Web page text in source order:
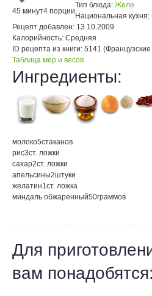
45 минут4 порции
Тип блюда: Желе
Национальная кухня:
Рецепт добавлен: 13.10.2009
Калорийность: Средняя
ID рецепта из книги: 5141
Таблица мер и весов
Ингредиенты:
молоко5стаканов
рис3ст. ложки
сахар2ст. ложки
апельсины2штуки
желатин1ст. ложка
миндаль обжаренный50граммов
Для
вам понадобятся: